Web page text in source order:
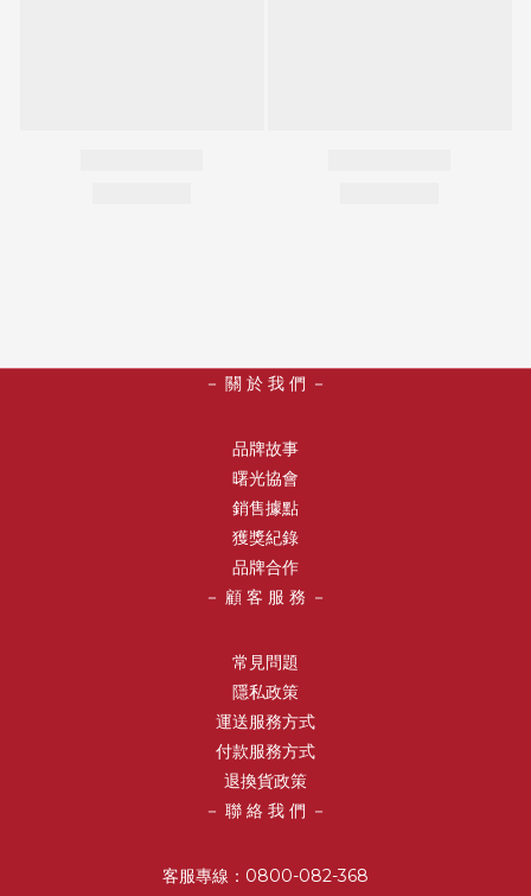
－ 關 於 我 們 －
品牌故事
曙光協會
銷售據點
獲獎紀錄
品牌合作
－ 顧 客 服 務 －
常見問題
隱私政策
運送服務方式
付款服務方式
退換貨政策
－ 聯 絡 我 們 －
客服專線：0800-082-368